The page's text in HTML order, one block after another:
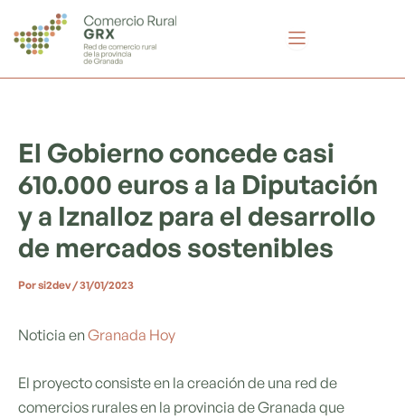
contenido
El Gobierno concede casi
610.000 euros a la Diputación
y a Iznalloz para el desarrollo
de mercados sostenibles
Porsi2dev /31/01/2023
Noticia enGranada Hoy
El proyecto consiste en la creación de una red de
comercios rurales en la provincia de Granada que
Navegación
de
entradas